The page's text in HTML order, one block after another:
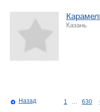
Казань
Назад 1 630